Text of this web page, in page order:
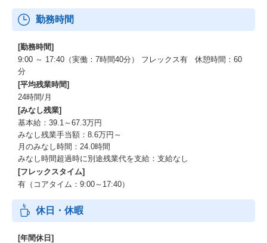
勤務時間
[勤務時間]
9:00 ～ 17:40（実働：7時間40分） フレックス有 休憩時間：60
分
[平均残業時間]
24時間/月
[みなし残業]
基本給：39.1～67.3万円
みなし残業手当額：8.6万円～
月のみなし時間：24.0時間
みなし時間超過時に別途残業代を支給：支給なし
[フレックスタイム]
有（コアタイム：9:00～17:40）
休日・休暇
[年間休日]